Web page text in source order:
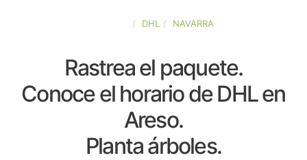
DHL NAVARRA
Rastrea el paquete.
Conoce el horario de DHL en
Areso.
Planta árboles.